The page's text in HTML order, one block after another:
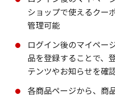
ショップで使えるクー
管理可能
ログイン後のマイペー
品を登録することで、
テンツやお知らせを確
各商品ページから、商